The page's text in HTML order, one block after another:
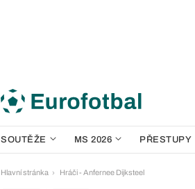
SOUTĚŽE MS 2026 PŘESTUPY
Hlavní stránka Hráči - Anfernee Dijksteel